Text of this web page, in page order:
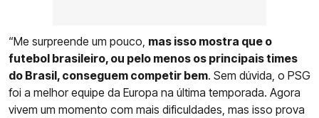
“Me surpreende um pouco, mas isso mostra que o
futebol brasileiro, ou pelo menos os principais times
do Brasil, conseguem competir bem. Sem dúvida, o PSG
foi a melhor equipe da Europa na última temporada. Agora
vivem um momento com mais dificuldades, mas isso prova